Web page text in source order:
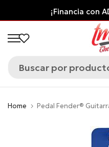
al
contenido
¡Financia con
Home Pedal Fender®